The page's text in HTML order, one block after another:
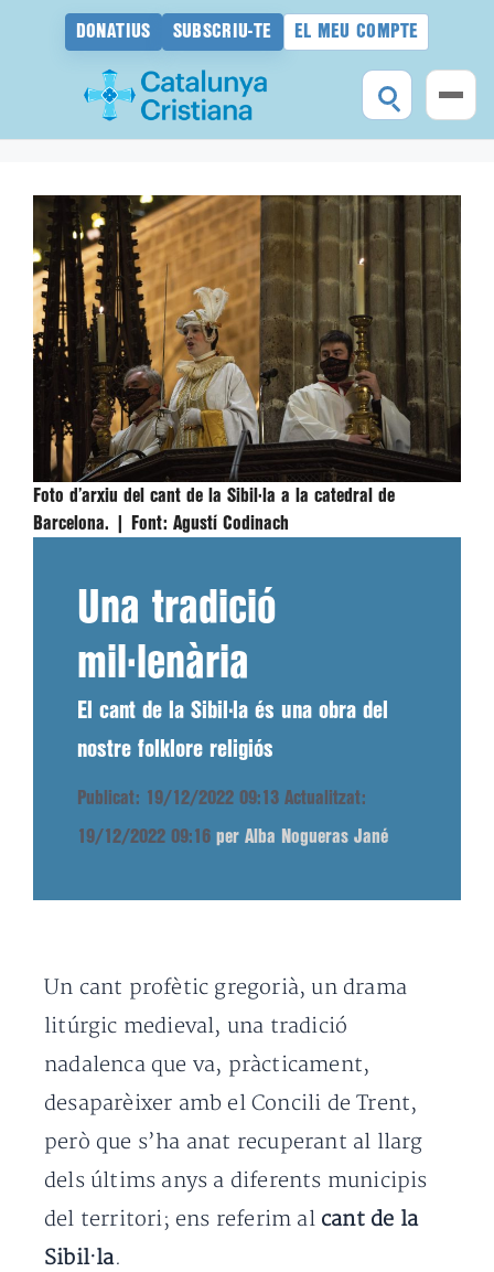
DONATIUS SUBSCRIU-TE EL MEU COMPTE
contingut
Foto d’arxiu del cant de la Sibil·la a la catedral de
Barcelona. |
Font: Agustí Codinach
Una tradició
mil·lenària
El cant de la Sibil·la és una obra del
nostre folklore religiós
Publicat: 19/12/2022 09:13 Actualitzat:
19/12/2022 09:16 per Alba Nogueras Jané
Un cant profètic gregorià, un drama
litúrgic medieval, una tradició
nadalenca que va, pràcticament,
desaparèixer amb el Concili de Trent,
però que s’ha anat recuperant al llarg
dels últims anys a diferents municipis
del territori; ens referim al cant de la
Sibil·la.